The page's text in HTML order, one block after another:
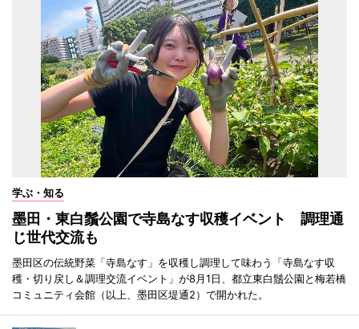
学ぶ・知る
墨田・東白鬚公園で寺島なす収穫イベント 調理通
じ世代交流も
墨田区の伝統野菜「寺島なす」を収穫し調理して味わう「寺島なす収
穫・切り戻し＆調理交流イベント」が8月1日、都立東白鬚公園と梅若橋
コミュニティ会館（以上、墨田区堤通2）で開かれた。